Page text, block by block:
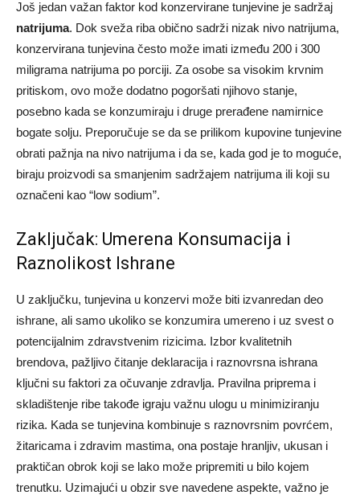
Još jedan važan faktor kod konzervirane tunjevine je sadržaj
natrijuma. Dok sveža riba obično sadrži nizak nivo natrijuma,
konzervirana tunjevina često može imati između 200 i 300
miligrama natrijuma po porciji. Za osobe sa visokim krvnim
pritiskom, ovo može dodatno pogoršati njihovo stanje,
posebno kada se konzumiraju i druge prerađene namirnice
bogate solju. Preporučuje se da se prilikom kupovine tunjevine
obrati pažnja na nivo natrijuma i da se, kada god je to moguće,
biraju proizvodi sa smanjenim sadržajem natrijuma ili koji su
označeni kao “low sodium”.
Zaključak: Umerena Konsumacija i
Raznolikost Ishrane
U zaključku, tunjevina u konzervi može biti izvanredan deo
ishrane, ali samo ukoliko se konzumira umereno i uz svest o
potencijalnim zdravstvenim rizicima. Izbor kvalitetnih
brendova, pažljivo čitanje deklaracija i raznovrsna ishrana
ključni su faktori za očuvanje zdravlja. Pravilna priprema i
skladištenje ribe takođe igraju važnu ulogu u minimiziranju
rizika. Kada se tunjevina kombinuje s raznovrsnim povrćem,
žitaricama i zdravim mastima, ona postaje hranljiv, ukusan i
praktičan obrok koji se lako može pripremiti u bilo kojem
trenutku. Uzimajući u obzir sve navedene aspekte, važno je